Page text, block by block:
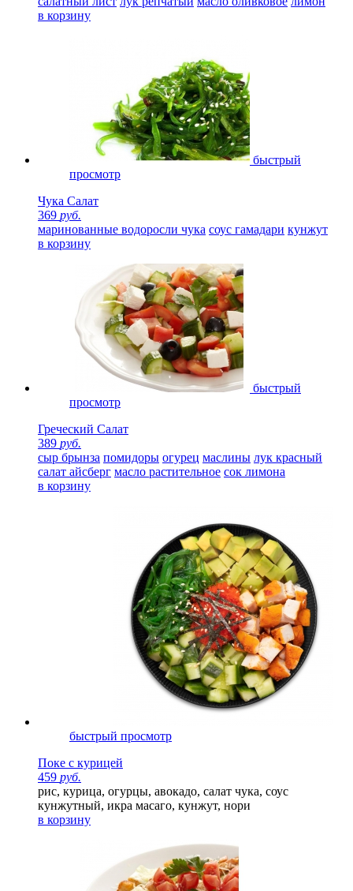
в корзину
быстрый
просмотр
Чука Салат
369 руб.
маринованные водоросли чука соус гамадари кунжут
в корзину
быстрый
просмотр
Греческий Салат
389 руб.
сыр брынза помидоры огурец маслины лук красный
салат айсберг масло растительное сок лимона
в корзину
быстрый просмотр
Поке с курицей
459 руб.
рис, курица, огурцы, авокадо, салат чука, соус
кунжутный, икра масаго, кунжут, нори
в корзину